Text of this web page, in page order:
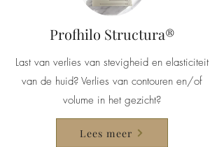
Profhilo Structura®
Last van verlies van stevigheid en elasticiteit
van de huid? Verlies van contouren en/of
volume in het gezicht?
Lees meer